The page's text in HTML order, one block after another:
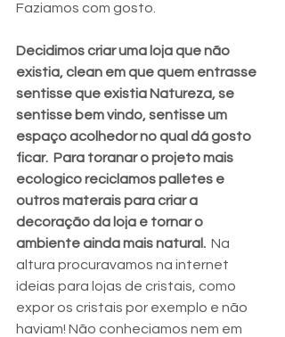
Faziamos com gosto.
Decidimos criar uma loja que não
existia, clean em que quem entrasse
sentisse que existia Natureza, se
sentisse bem vindo, sentisse um
espaço acolhedor no qual dá gosto
ficar.  Para toranar o projeto mais
ecologico reciclamos palletes e
outros materais para criar a
decoração da loja e tornar o
ambiente ainda mais natural. Na
altura procuravamos na internet
ideias para lojas de cristais, como
expor os cristais por exemplo e não
haviam! Não conheciamos nem em